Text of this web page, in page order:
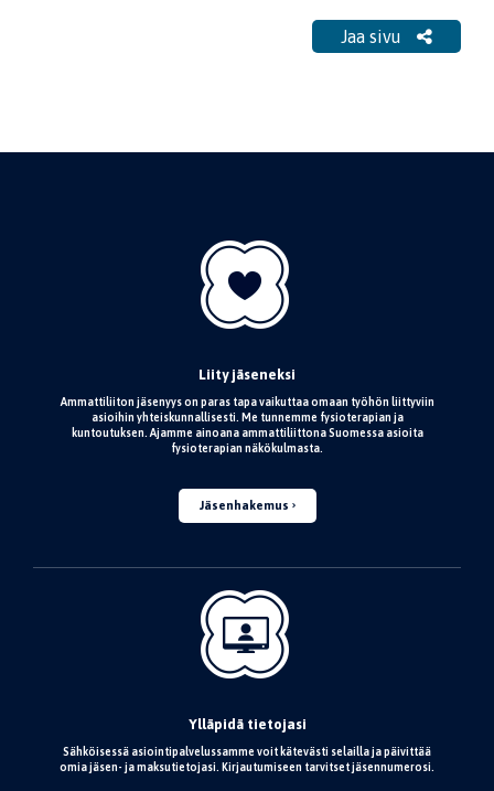
Jaa sivu
Liity jäseneksi
Ammattiliiton jäsenyys on paras tapa vaikuttaa omaan työhön liittyviin
asioihin yhteiskunnallisesti. Me tunnemme fysioterapian ja
kuntoutuksen. Ajamme ainoana ammattiliittona Suomessa asioita
fysioterapian näkökulmasta.
Jäsenhakemus
Ylläpidä tietojasi
Sähköisessä asiointipalvelussamme voit kätevästi selailla ja päivittää
omia jäsen- ja maksutietojasi. Kirjautumiseen tarvitset jäsennumerosi.